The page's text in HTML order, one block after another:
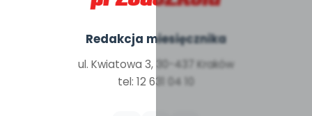
Redakcja miesięcznika
ul. Kwiatowa 3, 30-437 Kraków
tel: 12 631 04 10